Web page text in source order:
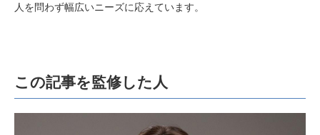
人を問わず幅広いニーズに応えています。
この記事を監修した人